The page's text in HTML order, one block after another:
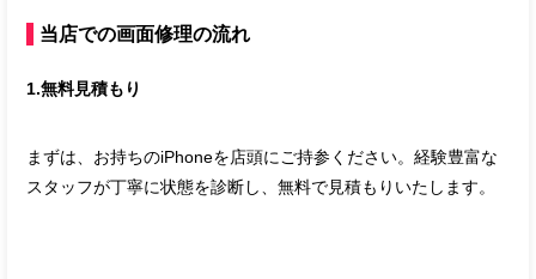
当店での画面修理の流れ
1.無料見積もり
まずは、お持ちのiPhoneを店頭にご持参ください。経験豊富な
スタッフが丁寧に状態を診断し、無料で見積もりいたします。